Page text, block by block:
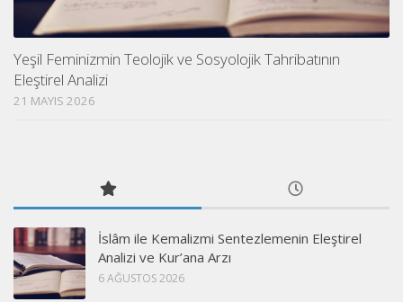
Yeşil Feminizmin Teolojik ve Sosyolojik Tahribatının
Eleştirel Analizi
21 MAYIS 2026
İslâm ile Kemalizmi Sentezlemenin Eleştirel
Analizi ve Kur’ana Arzı
6 AĞUSTOS 2026